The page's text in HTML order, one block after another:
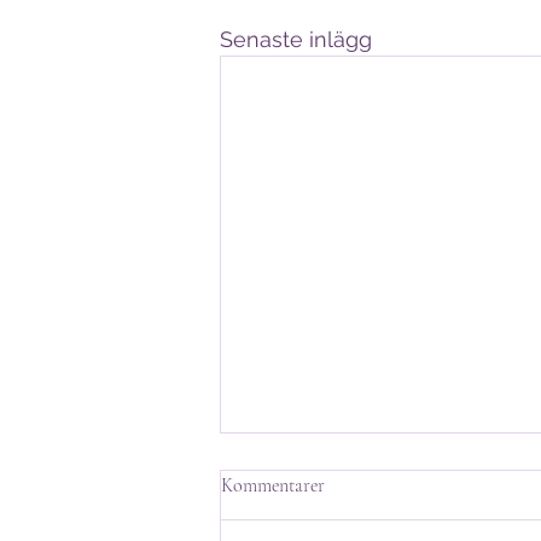
Senaste inlägg
Handlingar till stormötet HT25
Kära medlemmar av
Kommentarer